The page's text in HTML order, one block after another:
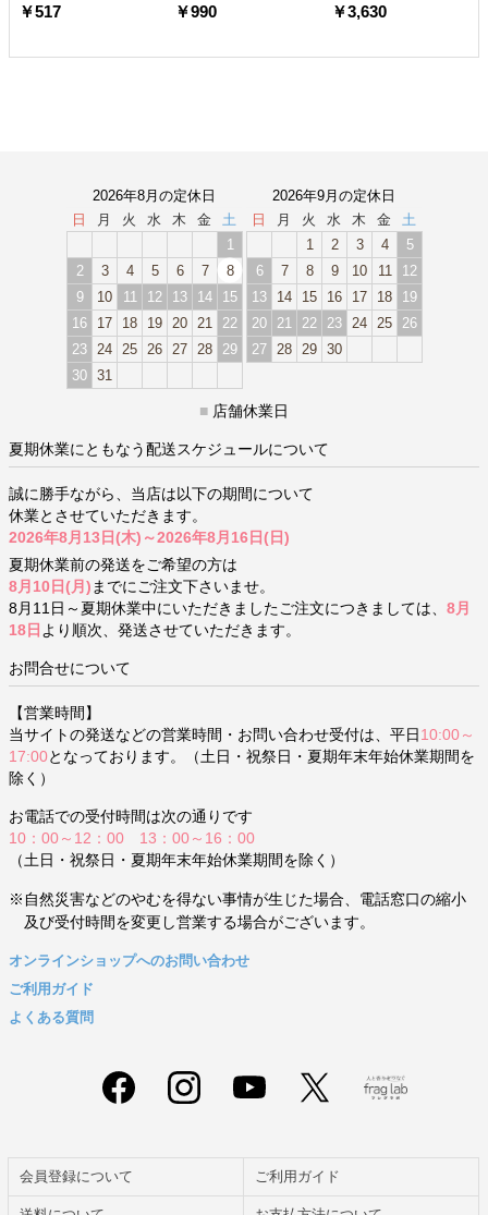
￥517 ￥990 ￥3,630
2026年8月の定休日
日
月 火 水 木 金
土
1
2
3 4 5 6 7
8
9
10 11 12 13 14
15
16
17 18 19 20 21
22
23
24 25 26 27 28
29
30 31
2026年9月の定休日
日
月 火 水 木 金
土
1
2 3 4
5
6
7 8 9 10 11
12
13
14 15 16 17 18
19
20
21 22 23 24 25
26
27
28 29 30
■ 店舗休業日
夏期休業にともなう配送スケジュールについて
誠に勝手ながら、当店は以下の期間について
休業とさせていただきます。
2026年8月13日(木)～2026年8月16日(日)
夏期休業前の発送をご希望の方は
8月10日(月) までにご注文下さいませ。
8月11日～夏期休業中にいただきましたご注文につきましては、 8月
18日 より順次、発送させていただきます。
お問合せについて
【営業時間】
当サイトの発送などの営業時間・お問い合わせ受付は、平日 10:00～
17:00となっております。（土日・祝祭日・夏期年末年始休業期間を
除く）
お電話での受付時間は次の通りです
10：00～12：00 13：00～16：00
（土日・祝祭日・夏期年末年始休業期間を除く）
※自然災害などのやむを得ない事情が生じた場合、電話窓口の縮小
及び受付時間を変更し営業する場合がございます。
オンラインショップへのお問い合わせ
ご利用ガイド
よくある質問
会員登録について ご利用ガイド